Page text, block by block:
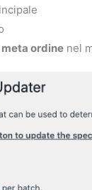
ordine nel